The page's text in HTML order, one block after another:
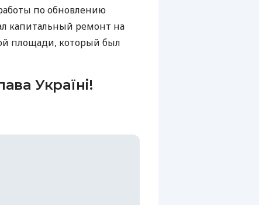
по обновлению
капитальный ремонт на
площади, который был
Україні!